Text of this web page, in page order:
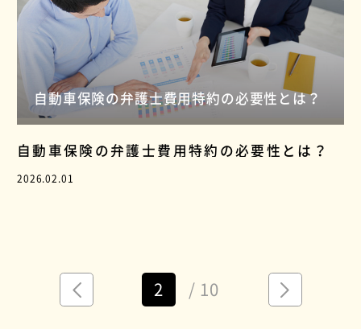
自動車保険の弁護士費用特約の必要性とは？
自動車保険の弁護士費用特約の必要性とは？
2026.02.01
2 / 10